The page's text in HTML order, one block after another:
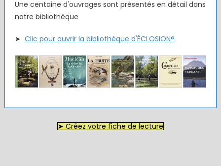
Une centaine d'ouvrages sont présentés en détail dans
notre bibliothèque
➤ Clic pour ouvrir la bibliothèque d'ÉCLOSION®
➤ Créez votre fiche de lecture